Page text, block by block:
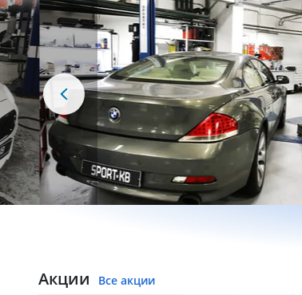
Акции Все акции